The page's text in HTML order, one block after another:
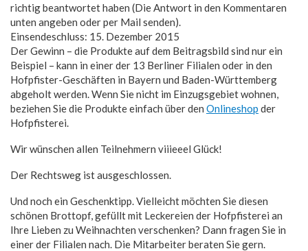
richtig beantwortet haben (Die Antwort in den Kommentaren
unten angeben oder per Mail senden).
Einsendeschluss: 15. Dezember 2015
Der Gewinn – die Produkte auf dem Beitragsbild sind nur ein
Beispiel – kann in einer der 13 Berliner Filialen oder in den
Hofpfister-Geschäften in Bayern und Baden-Württemberg
abgeholt werden. Wenn Sie nicht im Einzugsgebiet wohnen,
beziehen Sie die Produkte einfach über den Onlineshop der
Hofpfisterei.
Wir wünschen allen Teilnehmern viiieeel Glück!
Der Rechtsweg ist ausgeschlossen.
Und noch ein Geschenktipp. Vielleicht möchten Sie diesen
schönen Brottopf, gefüllt mit Leckereien der Hofpfisterei an
Ihre Lieben zu Weihnachten verschenken? Dann fragen Sie in
einer der Filialen nach. Die Mitarbeiter beraten Sie gern.